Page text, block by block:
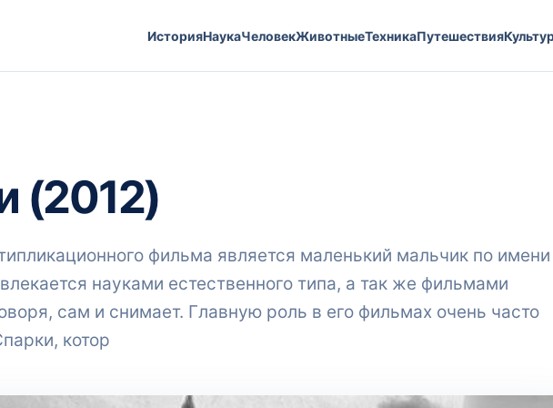
ИсторияНаукаЧеловекЖивотныеТехникаПутешествия
(2012)
фильма является маленький мальчик по имени
науками естественного типа, а так же фильмами
сам и снимает. Главную роль в его фильмах очень часто
котор